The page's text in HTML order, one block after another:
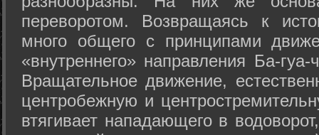
переворотом. Возвращаясь к
много общего с принципами
«внутреннего» направления Ба-
Вращательное движение,
центробежную и
втягивает нападающего в